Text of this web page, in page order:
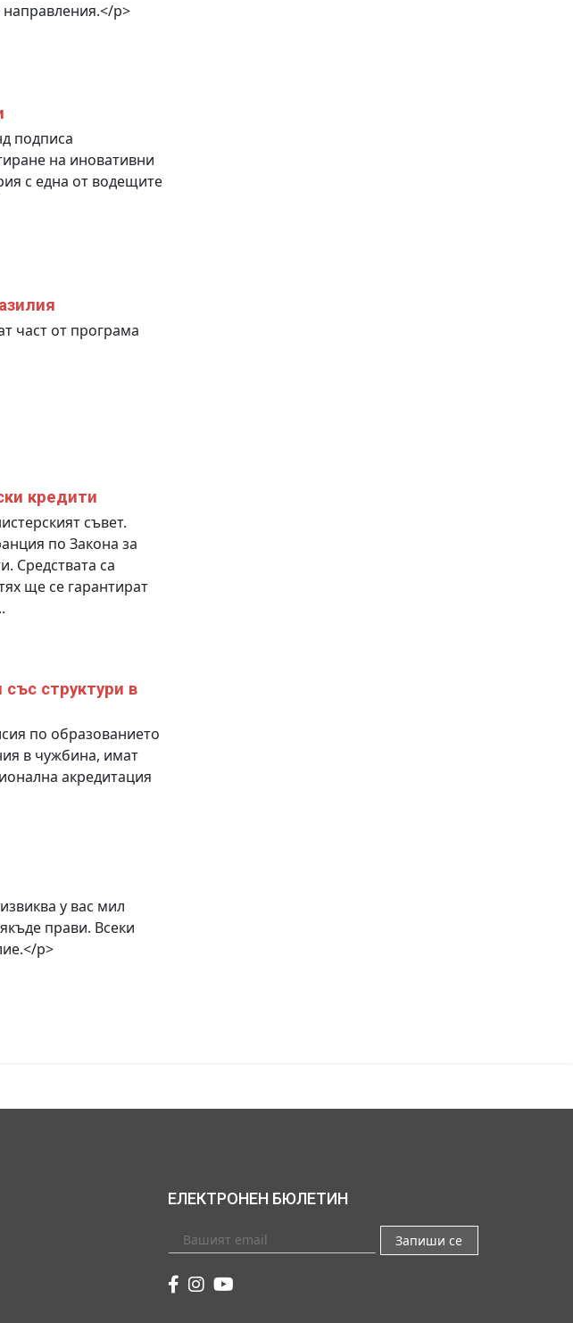
p>
подписа
на иновативни
с една от водещите
част от програма
кредити
съвет.
по Закона за
Средствата са
ще се гарантират
структури в
по образованието
в чужбина, имат
акредитация
у вас мил
прави. Всеки
p>
ЕЛЕКТРОНЕН БЮЛЕТИН
Запиши се